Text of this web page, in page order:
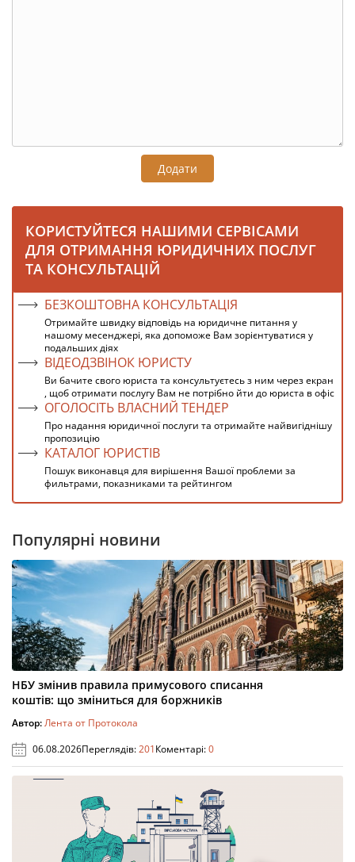
Додати
КОРИСТУЙТЕСЯ НАШИМИ СЕРВІСАМИ
ДЛЯ ОТРИМАННЯ ЮРИДИЧНИХ ПОСЛУГ
ТА КОНСУЛЬТАЦІЙ
БЕЗКОШТОВНА КОНСУЛЬТАЦІЯ
Отримайте швидку відповідь на юридичне питання у
нашому месенджері, яка допоможе Вам зорієнтуватися у
подальших діях
ВІДЕОДЗВІНОК ЮРИСТУ
Ви бачите свого юриста та консультуєтесь з ним через екран
, щоб отримати послугу Вам не потрібно йти до юриста в офіс
ОГОЛОСІТЬ ВЛАСНИЙ ТЕНДЕР
Про надання юридичної послуги та отримайте найвигіднішу
пропозицію
КАТАЛОГ ЮРИСТІВ
Пошук виконавця для вирішення Вашої проблеми за
фильтрами, показниками та рейтингом
Популярні новини
НБУ змінив правила примусового списання
коштів: що зміниться для боржників
Автор:Лента от Протокола
06.08.2026Переглядів:201Коментарі:0